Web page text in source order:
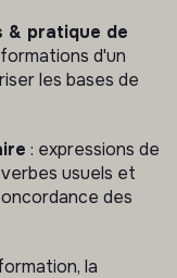
& pratique de
d'un
les bases de
: expressions de
usuels et
des
la